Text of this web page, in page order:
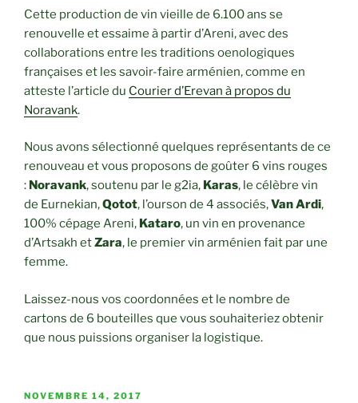
Cette production de vin vieille de 6.100 ans se
renouvelle et essaime à partir d’Areni, avec des
collaborations entre les traditions oenologiques
françaises et les savoir-faire arménien, comme en
atteste l’article du Courier d’Erevan à propos du
Noravank.
Nous avons sélectionné quelques représentants de ce
renouveau et vous proposons de goûter 6 vins rouges
: Noravank, soutenu par le g2ia, Karas, le célèbre vin
de Eurnekian,Qotot, l’ourson de 4 associés,Van Ardi,
100% cépage Areni, Kataro, un vin en provenance
d’Artsakh etZara, le premier vin arménien fait par une
femme.
Laissez-nous vos coordonnées et le nombre de
cartons de 6 bouteilles que vous souhaiteriez obtenir
que nous puissions organiser la logistique.
PUBLIÉ
NOVEMBRE 14, 2017